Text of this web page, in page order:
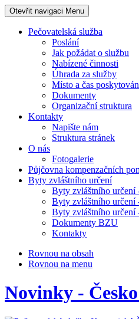
Otevřit navigaci Menu
Pečovatelská služba
Poslání
Jak požádat o službu
Nabízené činnosti
Úhrada za služby
Místo a čas
Dokumenty
Organizační struktura
Kontakty
Napište nám
Struktura stránek
O nás
Fotogalerie
Půjčovna kompenzačních
Byty zvláštního určení
Byty zvláštního určení
Byty zvláštního určení
Byty zvláštního určení
Dokumenty BZU
Kontakty
Rovnou na obsah
Rovnou na menu
Novinky -